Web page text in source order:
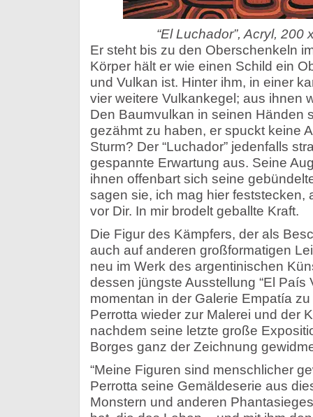
“El Luchador”, Acryl, 200
Er steht bis zu den Oberschenkeln
Körper hält er wie einen Schild ein
und Vulkan ist. Hinter ihm, in einer
vier weitere Vulkankegel; aus ihnen
Den Baumvulkan in seinen Händen
gezähmt zu haben, er spuckt keine
Sturm? Der “Luchador” jedenfalls
gespannte Erwartung aus. Seine
ihnen offenbart sich seine
sagen sie, ich mag hier feststecken,
vor Dir. In mir brodelt geballte Kraft.
Die Figur des Kämpfers, der als
auch auf anderen großformatigen
neu im Werk des argentinischen
dessen jüngste Ausstellung “El País
momentan in der Galerie Empatía
Perrotta wieder zur Malerei und der
nachdem seine letzte große
Borges ganz der Zeichnung
“Meine Figuren sind menschlicher
Perrotta seine Gemäldeserie aus
Monstern und anderen